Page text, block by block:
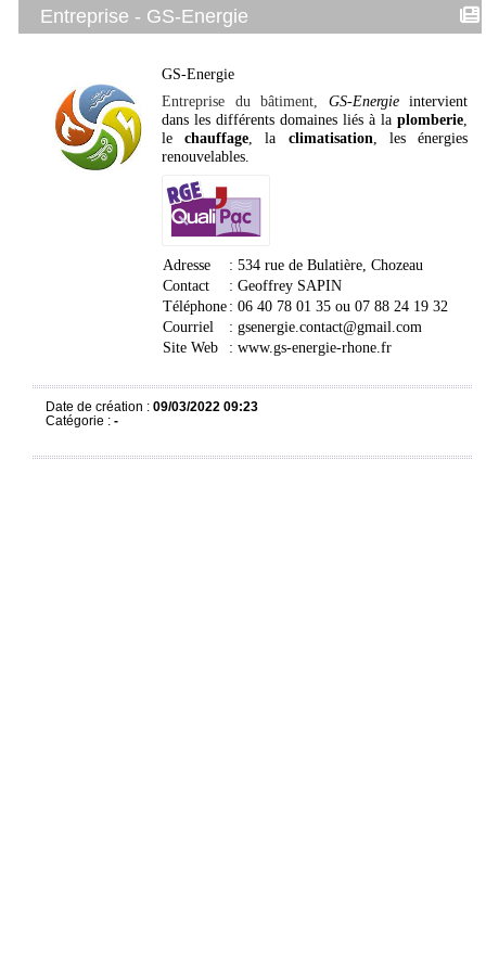
Entreprise - GS-Energie
GS-Energie
Entreprise du bâtiment, GS-Energieintervient
dans les différents domaines liés à la plomberie,
lechauffage, la climatisation, les énergies
renouvelables.
Adresse
: 534 rue de Bulatière, Chozeau
Contact
: Geoffrey SAPIN
Téléphone : 06 40 78 01 35 ou 07 88 24 19 32
Courriel
: gsenergie.contact@gmail.com
Site Web
: www.gs-energie-rhone.fr
Date de création : 09/03/2022 09:23
Catégorie : -